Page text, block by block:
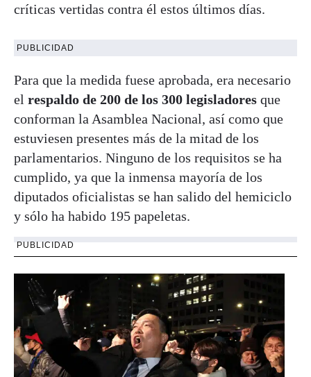
críticas vertidas contra él estos últimos días.
PUBLICIDAD
Para que la medida fuese aprobada, era necesario
el respaldo de 200 de los 300 legisladores que
conforman la Asamblea Nacional, así como que
estuviesen presentes más de la mitad de los
parlamentarios. Ninguno de los requisitos se ha
cumplido, ya que la inmensa mayoría de los
diputados oficialistas se han salido del hemiciclo
y sólo ha habido 195 papeletas.
PUBLICIDAD